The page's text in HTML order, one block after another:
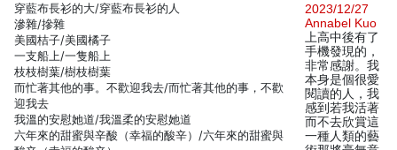
穿藍布長衫的大/穿藍布長衫的人
滲雜/摻雜
美國桔子/美國橘子
一支船上/一隻船上
枝枝樹葉/樹枝樹葉
而忙著其他的事。不歡迎我去/而忙著其他的事，不歡
迎我去
我溫的安慰她道/我溫柔的安慰她道
六年來的甜蜜與辛酸（幸福的酸辛）/六年來的甜蜜與
2023/12/27
Annabel Kuo
上高中後有了
手機發現的，
非常感謝。我
本身是個很愛
閱讀的人，我
感到若我活著
而不去欣賞這
一種人類的藝